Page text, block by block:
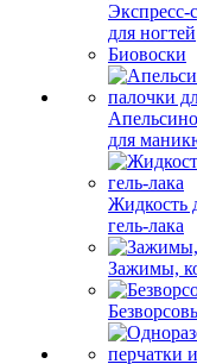
Экспресс-
для ногтей
Биовоски
для
Жидкость
гель-лака
Зажимы,